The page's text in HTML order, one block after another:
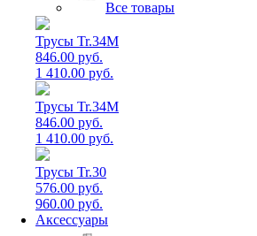
Все товары
Трусы Tr.34M
846.00 руб.
1 410.00 руб.
Трусы Tr.34M
846.00 руб.
1 410.00 руб.
Трусы Tr.30
576.00 руб.
960.00 руб.
Аксессуары